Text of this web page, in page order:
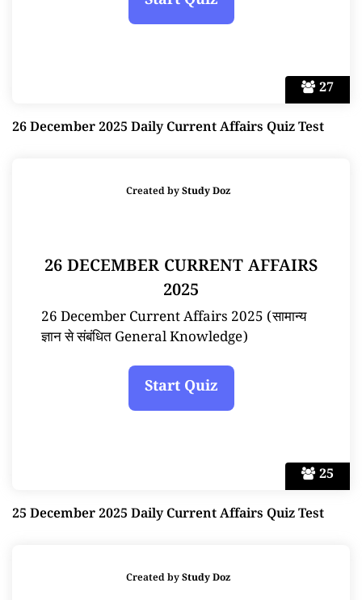
27
26 December 2025 Daily Current Affairs Quiz Test
25
Created byStudy Doz
26 DECEMBER CURRENT AFFAIRS
2025
26 December Current Affairs 2025 (सामान्य
ज्ञान से संबंधित General Knowledge)
25 December 2025 Daily Current Affairs Quiz Test
Created byStudy Doz